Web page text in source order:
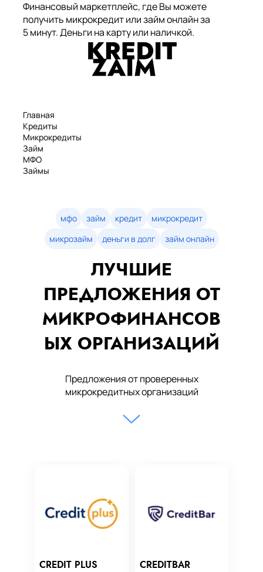
Финансовый маркетплейс, где Вы можете
получить микрокредит или займ онлайн за
5 минут. Деньги на карту или наличкой.
Главная
Кредиты
Микрокредиты
Займ
МФО
Займы
Займы онлайн
Денежные кредиты
мфо займ кредит
микрокредит
микрозайм
деньги в долг займ онлайн
ЛУЧШИЕ
ПРЕДЛОЖЕНИЯ ОТ
МИКРОФИНАНСОВ
ЫХ ОРГАНИЗАЦИЙ
Предложения от проверенных
микрокредитных организаций
CREDIT PLUS CREDITBAR